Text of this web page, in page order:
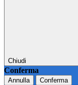
Chiudi
Conferma
Annulla Conferma